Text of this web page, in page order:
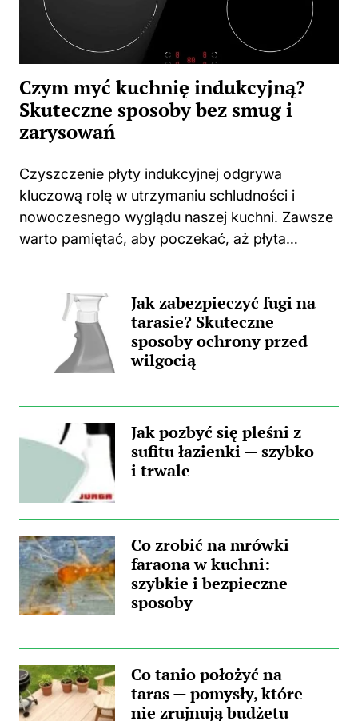
Czym myć kuchnię indukcyjną?
Skuteczne sposoby bez smug i
zarysowań
Czyszczenie płyty indukcyjnej odgrywa
kluczową rolę w utrzymaniu schludności i
nowoczesnego wyglądu naszej kuchni. Zawsze
warto pamiętać, aby poczekać, aż płyta
powierzchni może prowadzić do
nieprzyjemnych zapachów, a także trwałych...
Jak zabezpieczyć fugi na
tarasie? Skuteczne
sposoby ochrony przed
wilgocią
Jak pozbyć się pleśni z
sufitu łazienki — szybko
i trwale
Co zrobić na mrówki
faraona w kuchni:
szybkie i bezpieczne
sposoby
Co tanio położyć na
taras — pomysły, które
nie zrujnują budżetu